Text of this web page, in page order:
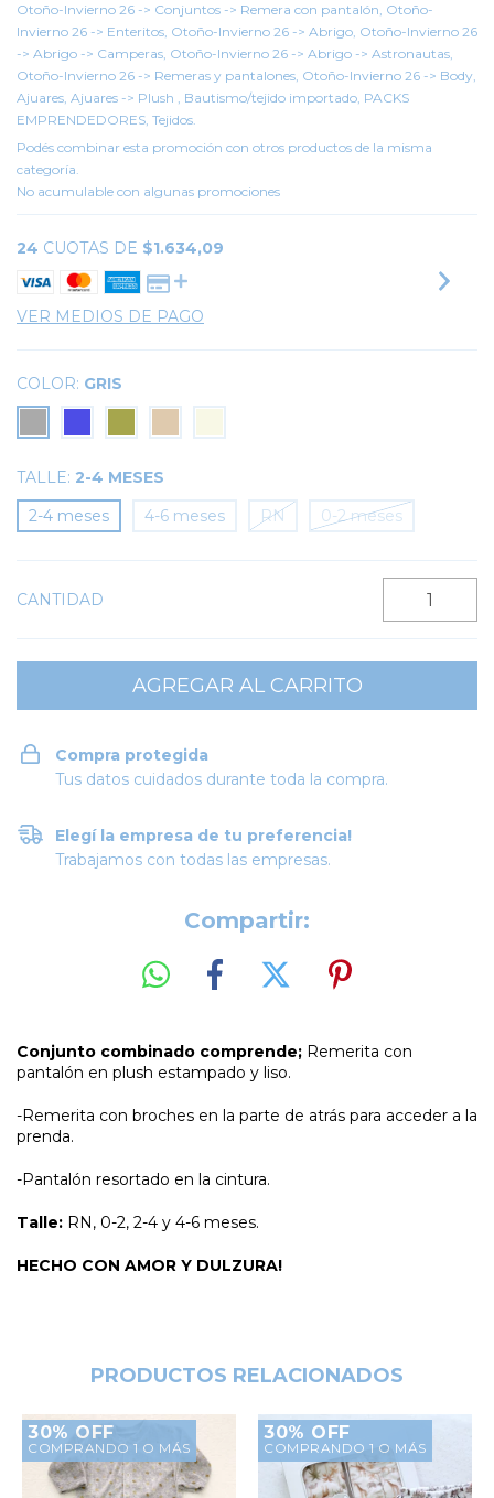
Otoño-Invierno 26 -> Conjuntos -> Remera con pantalón, Otoño-
Invierno 26 -> Enteritos, Otoño-Invierno 26 -> Abrigo, Otoño-Invierno 26
-> Abrigo -> Camperas, Otoño-Invierno 26 -> Abrigo -> Astronautas,
Otoño-Invierno 26 -> Remeras y pantalones, Otoño-Invierno 26 -> Body,
Ajuares, Ajuares -> Plush , Bautismo/tejido importado, PACKS
EMPRENDEDORES, Tejidos.
Podés combinar esta promoción con otros productos de la misma
categoría.
No acumulable con algunas promociones
24 CUOTAS DE $1.634,09
VER MEDIOS DE PAGO
COLOR: GRIS
TALLE: 2-4 MESES
2-4 meses
4-6 meses RN 0-2 meses
CANTIDAD
Compra protegida
Tus datos cuidados durante toda la compra.
Elegí la empresa de tu preferencia!
Trabajamos con todas las empresas.
Compartir:
Conjunto combinado comprende; Remerita con
pantalón en plush estampado y liso.
-Remerita con broches en la parte de atrás para acceder a la
prenda.
-Pantalón resortado en la cintura.
Talle: RN, 0-2, 2-4 y 4-6 meses.
HECHO CON AMOR Y DULZURA!
PRODUCTOS RELACIONADOS
30% OFF
COMPRANDO 1 O MÁS
30% OFF
COMPRANDO 1 O MÁS